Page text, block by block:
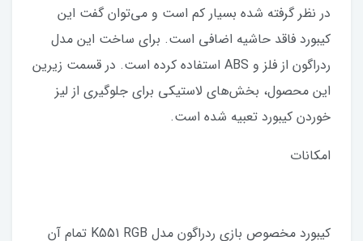
در نظر گرفته شده بسیار کم است و می‌‌توان گفت این
کیبورد فاقد حاشیه اضافی است. برای ساخت این مدل
ردراگون از فلز و ABS استفاده کرده است. در قسمت زیرین
این محصول، بخش‌های لاستیکی برای جلوگیری از لیز
خوردن کیبورد تعبیه شده است.
امکانات
کیبورد مخصوص بازی ردراگون مدل K551 RGB تمام آن